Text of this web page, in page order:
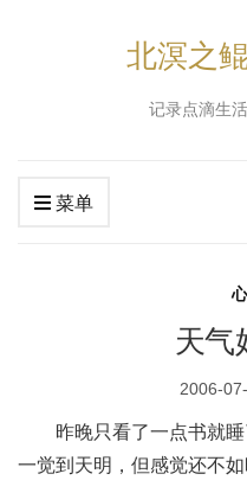
北溟之
记录点滴生
菜单
天气
2006-
昨晚只看了一点书就
一觉到天明，但感觉还不